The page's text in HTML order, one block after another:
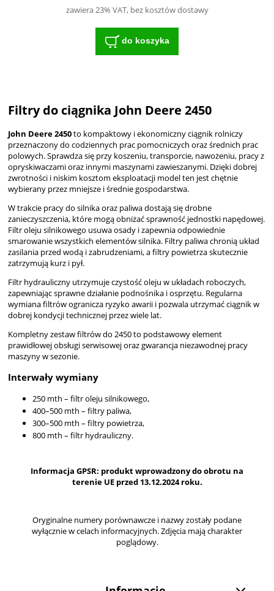
zawiera 23% VAT, bez kosztów dostawy
do koszyka
Filtry do ciągnika John Deere 2450
John Deere 2450to kompaktowy i ekonomiczny ciągnik rolniczy
przeznaczony do codziennych prac pomocniczych oraz średnich prac
polowych. Sprawdza się przy koszeniu, transporcie, nawożeniu, pracy z
opryskiwaczami oraz innymi maszynami zawieszanymi. Dzięki dobrej
zwrotności i niskim kosztom eksploatacji model ten jest chętnie
wybierany przez mniejsze i średnie gospodarstwa.
W trakcie pracy do silnika oraz paliwa dostają się drobne
zanieczyszczenia, które mogą obniżać sprawność jednostki napędowej.
Filtr oleju silnikowego usuwa osady i zapewnia odpowiednie
smarowanie wszystkich elementów silnika. Filtry paliwa chronią układ
zasilania przed wodą i zabrudzeniami, a filtry powietrza skutecznie
zatrzymują kurz i pył.
Filtr hydrauliczny utrzymuje czystość oleju w układach roboczych,
zapewniając sprawne działanie podnośnika i osprzętu. Regularna
wymiana filtrów ogranicza ryzyko awarii i pozwala utrzymać ciągnik w
dobrej kondycji technicznej przez wiele lat.
Kompletny zestaw filtrów do 2450 to podstawowy element
prawidłowej obsługi serwisowej oraz gwarancja niezawodnej pracy
maszyny w sezonie.
Interwały wymiany
250 mth – filtr oleju silnikowego,
400–500 mth – filtry paliwa,
300–500 mth – filtry powietrza,
800 mth – filtr hydrauliczny.
Informacja GPSR: produkt wprowadzony do obrotu na
terenie UE przed 13.12.2024 roku.
Oryginalne numery porównawcze i nazwy zostały podane
wyłącznie w celach informacyjnych. Zdjęcia mają charakter
poglądowy.